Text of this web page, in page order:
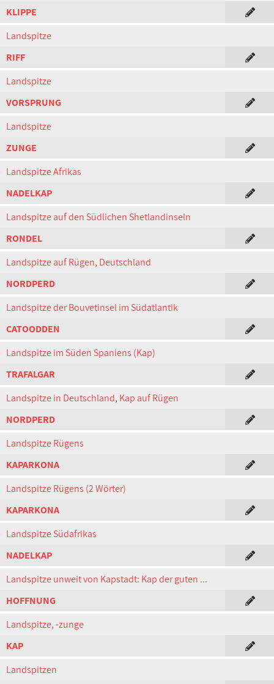
KLIPPE
Landspitze
RIFF
Landspitze
VORSPRUNG
Landspitze
ZUNGE
Landspitze Afrikas
NADELKAP
Landspitze auf den Südlichen Shetlandinseln
RONDEL
Landspitze auf Rügen, Deutschland
NORDPERD
Landspitze der Bouvetinsel im Südatlantik
CATOODDEN
Landspitze im Süden Spaniens (Kap)
TRAFALGAR
Landspitze in Deutschland, Kap auf Rügen
NORDPERD
Landspitze Rügens
KAPARKONA
Landspitze Rügens (2 Wörter)
KAPARKONA
Landspitze Südafrikas
NADELKAP
Landspitze unweit von Kapstadt: Kap der guten ...
HOFFNUNG
Landspitze, -zunge
KAP
Landspitzen